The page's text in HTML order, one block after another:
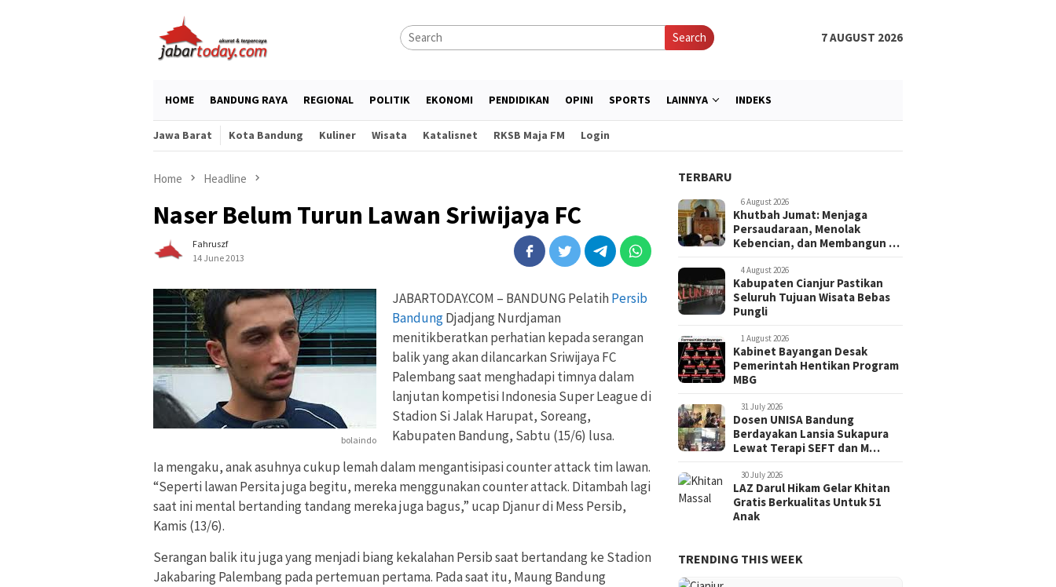
Search 7 AUGUST 2026
HOME BANDUNG RAYA REGIONAL POLITIK EKONOMI PENDIDIKAN OPINI SPORTS LAINNYA INDEKS
Jawa Barat Kota Bandung Kuliner Wisata Katalisnet RKSB Maja FM Login
Home Headline
Naser Belum Turun Lawan Sriwijaya FC
Fahruszf
14 June 2013
bolaindo
JABARTODAY.COM – BANDUNG PelatihPersib
BandungDjadjang Nurdjaman
menitikberatkan perhatian kepada serangan
balik yang akan dilancarkan Sriwijaya FC
Palembang saat menghadapi timnya dalam
lanjutan kompetisi Indonesia Super League di
Stadion Si Jalak Harupat, Soreang,
Kabupaten Bandung, Sabtu (15/6) lusa.
Ia mengaku, anak asuhnya cukup lemah dalam mengantisipasi counter attack tim lawan.
“Seperti lawan Persita juga begitu, mereka menggunakan counter attack. Ditambah lagi
saat ini mental bertanding tandang mereka juga bagus,” ucap Djanur di Mess Persib,
Kamis (13/6).
Serangan balik itu juga yang menjadi biang kekalahan Persib saat bertandang ke Stadion
Jakabaring Palembang pada pertemuan pertama. Pada saat itu, Maung Bandung
TERBARU
6 August 2026
Khutbah Jumat: Menjaga
Persaudaraan, Menolak
Kebencian, dan Membangun …
4 August 2026
Kabupaten Cianjur Pastikan
Seluruh Tujuan Wisata Bebas
Pungli
1 August 2026
Kabinet Bayangan Desak
Pemerintah Hentikan Program
MBG
31 July 2026
Dosen UNISA Bandung
Berdayakan Lansia Sukapura
Lewat Terapi SEFT dan M…
30 July 2026
LAZ Darul Hikam Gelar Khitan
Gratis Berkualitas Untuk 51
Anak
TRENDING THIS WEEK